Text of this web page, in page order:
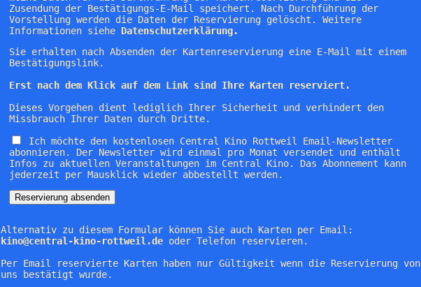
Zusendung der Bestätigungs-E-Mail speichert. Nach Durchführung der
Vorstellung werden die Daten der Reservierung gelöscht. Weitere
Informationen siehe Datenschutzerklärung.
Sie erhalten nach Absenden der Kartenreservierung eine E-Mail mit einem
Bestätigungslink.
Erst nach dem Klick auf dem Link sind Ihre Karten reserviert.
Dieses Vorgehen dient lediglich Ihrer Sicherheit und verhindert den
Missbrauch Ihrer Daten durch Dritte.
Ich möchte den kostenlosen Central Kino Rottweil Email-Newsletter
abonnieren. Der Newsletter wird einmal pro Monat versendet und enthält
Infos zu aktuellen Veranstaltungen im Central Kino. Das Abonnement kann
jederzeit per Mausklick wieder abbestellt werden.
Alternativ zu diesem Formular können Sie auch Karten per Email:
kino@central-kino-rottweil.de oder Telefon reservieren.
Per Email reservierte Karten haben nur Gültigkeit wenn die Reservierung von
uns bestätigt wurde.